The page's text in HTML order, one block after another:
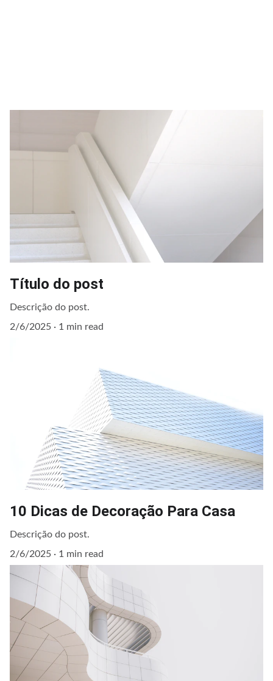
Título do post
Descrição do post.
2/6/2025
1 min read
10 Dicas de Decoração Para Casa
Descrição do post.
2/6/2025
1 min read